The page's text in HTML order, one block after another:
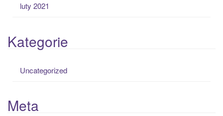
luty 2021
Kategorie
Uncategorized
Meta